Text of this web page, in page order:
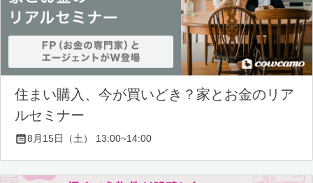
住まい購入、今が買いどき？家とお金のリア
ルセミナー
8月15日（土） 13:00~14:00